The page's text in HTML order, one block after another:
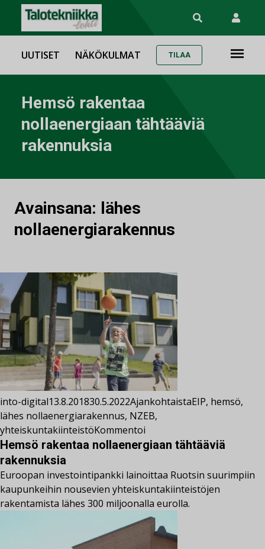
UUTISET NÄKÖKULMAT TILAA
Hemsö rakentaa
nollaenergiaan tähtääviä
rakennuksia
Avainsana: lähes
nollaenergiarakennus
into-digital13.8.201830.5.2022AjankohtaistaEIP, hemsö,
lähes nollaenergiarakennus, NZEB,
yhteiskuntakiinteistöKommentoi
Hemsö rakentaa nollaenergiaan tähtääviä
rakennuksia
Euroopan investointipankki lainoittaa Ruotsin suurimpiin
kaupunkeihin nousevien yhteiskuntakiinteistöjen
rakentamista lähes 300 miljoonalla eurolla.